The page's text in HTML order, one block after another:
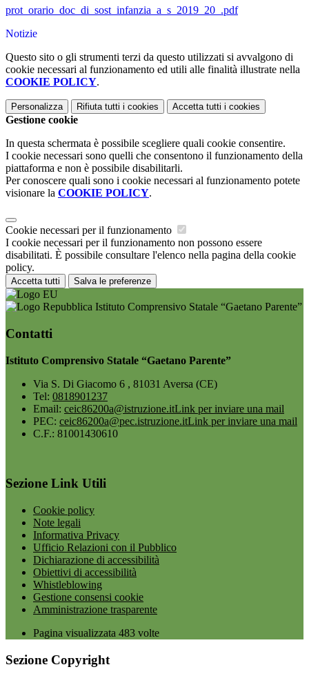
prot_orario_doc_di_sost_infanzia_a_s_2019_20_.pdf
Notizie
Questo sito o gli strumenti terzi da questo utilizzati si avvalgono di
cookie necessari al funzionamento ed utili alle finalità illustrate nella
COOKIE POLICY.
Personalizza Rifiuta tutti i cookies Accetta tutti i cookies
Gestione cookie
In questa schermata è possibile scegliere quali cookie consentire.
I cookie necessari sono quelli che consentono il funzionamento della
piattaforma e non è possibile disabilitarli.
Per conoscere quali sono i cookie necessari al funzionamento potete
visionare la COOKIE POLICY.
Cookie necessari per il funzionamento
I cookie necessari per il funzionamento non possono essere
disabilitati. È possibile consultare l'elenco nella pagina della cookie
policy.
Accetta tutti Salva le preferenze
Istituto Comprensivo Statale “Gaetano Parente”
Contatti
Istituto Comprensivo Statale “Gaetano Parente”
Via S. Di Giacomo 6 , 81031 Aversa (CE)
Tel: 0818901237
Email: ceic86200a@istruzione.itLink per inviare una mail
PEC: ceic86200a@pec.istruzione.itLink per inviare una mail
C.F.: 81001430610
Sezione Link Utili
Cookie policy
Note legali
Informativa Privacy
Ufficio Relazioni con il Pubblico
Dichiarazione di accessibilità
Obiettivi di accessibilità
Whistleblowing
Gestione consensi cookie
Amministrazione trasparente
Pagina visualizzata 483 volte
Sezione Copyright